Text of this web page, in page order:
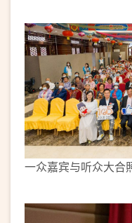
一众嘉宾与听众大合